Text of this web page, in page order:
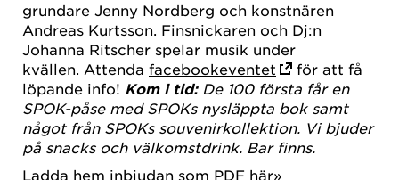
grundare Jenny Nordberg och konstnären
Andreas Kurtsson. Finsnickaren och Dj:n
Johanna Ritscher spelar musik under
kvällen. Attenda facebookeventet
för att få
löpande info! Kom i tid:De 100 första får en
SPOK-påse med SPOKs nysläppta bok samt
något från SPOKs souvenirkollektion. Vi bjuder
på snacks och välkomstdrink. Bar finns.
Ladda hem inbjudan som PDF här»